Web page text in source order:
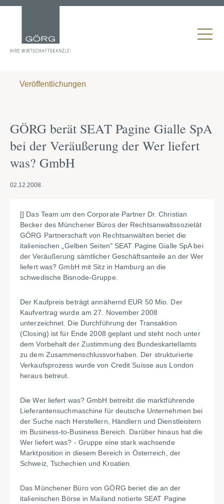
Veröffentlichungen
GÖRG berät SEAT Pagine Gialle SpA
bei der Veräußerung der Wer liefert
was? GmbH
02.12.2008
[] Das Team um den Corporate Partner Dr. Christian
Becker des Münchener Büros der Rechtsanwaltssozietät
GÖRG Partnerschaft von Rechtsanwälten beriet die
italienischen „Gelben Seiten" SEAT Pagine Gialle SpA bei
der Veräußerung sämtlicher Geschäftsanteile an der Wer
liefert was? GmbH mit Sitz in Hamburg an die
schwedische Bisnode-Gruppe.
Der Kaufpreis beträgt annähernd EUR 50 Mio. Der
Kaufvertrag wurde am 27. November 2008
unterzeichnet. Die Durchführung der Transaktion
(Closing) ist für Ende 2008 geplant und steht noch unter
dem Vorbehalt der Zustimmung des Bundeskartellamts
zu dem Zusammenschlussvorhaben. Der strukturierte
Verkaufsprozess wurde von Credit Suisse aus London
heraus betreut.
Die Wer liefert was? GmbH betreibt die marktführende
Lieferantensuchmaschine für deutsche Unternehmen bei
der Suche nach Herstellern, Händlern und Dienstleistern
im Business-to-Business Bereich. Darüber hinaus hat die
Wer liefert was? - Gruppe eine stark wachsende
Marktposition in diesem Bereich in Österreich, der
Schweiz, Tschechien und Kroatien.
Das Münchener Büro von GÖRG beriet die an der
italienischen Börse in Mailand notierte SEAT Pagine